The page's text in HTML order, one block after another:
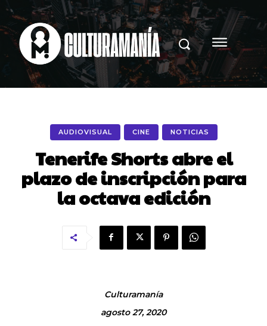
AUDIOVISUAL CINE NOTICIAS
Tenerife Shorts abre el
plazo de inscripción para
la octava edición
Culturamanía
agosto 27, 2020